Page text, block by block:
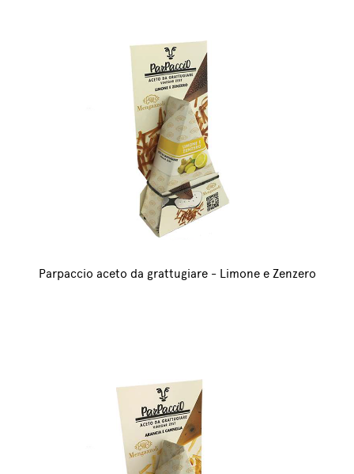
Parpaccio aceto da grattugiare - Limone e Zenzero